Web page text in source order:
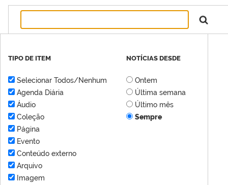
TIPO DE ITEM
Selecionar Todos/Nenhum
Agenda Diária
Áudio
Coleção
Página
Evento
Conteúdo externo
Arquivo
Imagem
NOTÍCIAS DESDE
Ontem
Última semana
Último mês
Sempre